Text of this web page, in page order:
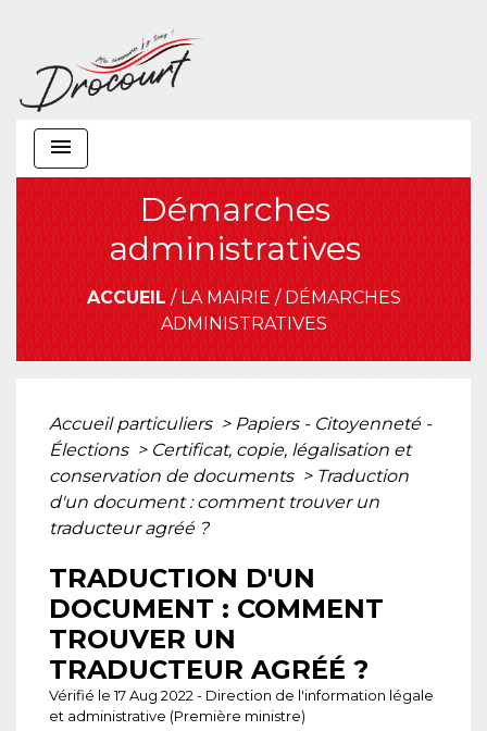
menu
Démarches
administratives
ACCUEIL/LA MAIRIE/DÉMARCHES
ADMINISTRATIVES
Accueil particuliers > Papiers - Citoyenneté -
Élections > Certificat, copie, légalisation et
conservation de documents > Traduction
d'un document : comment trouver un
traducteur agréé ?
TRADUCTION D'UN
DOCUMENT : COMMENT
TROUVER UN
TRADUCTEUR AGRÉÉ ?
Vérifié le 17 Aug 2022 - Direction de l'information légale
et administrative (Première ministre)